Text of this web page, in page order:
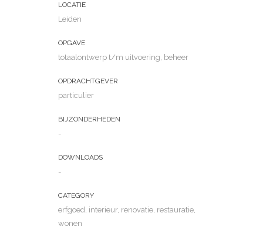
LOCATIE
Leiden
OPGAVE
totaalontwerp t/m uitvoering, beheer
OPDRACHTGEVER
particulier
BIJZONDERHEDEN
-
DOWNLOADS
-
CATEGORY
erfgoed, interieur, renovatie, restauratie,
wonen